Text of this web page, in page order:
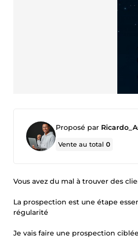
Proposé par
Vente au total0
Vous avez du mal à trouver des
La prospection est une étape
régularité
Je vais faire une prospection